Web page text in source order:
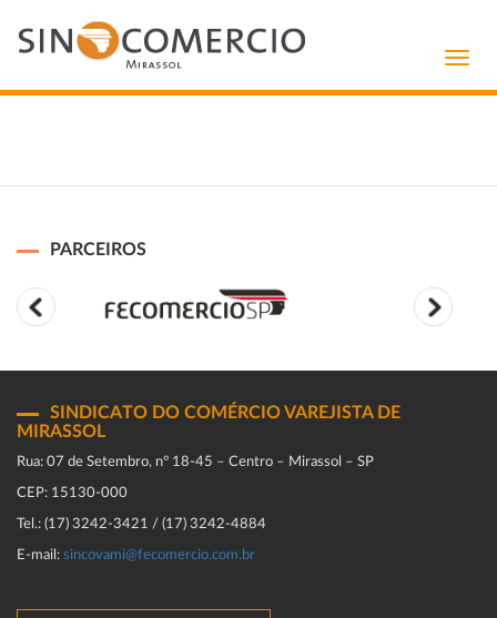
PARCEIROS
SINDICATO DO COMÉRCIO VAREJISTA DE
MIRASSOL
Rua: 07 de Setembro, n° 18-45 – Centro – Mirassol – SP
CEP: 15130-000
Tel.: (17) 3242-3421 / (17) 3242-4884
E-mail: sincovami@fecomercio.com.br